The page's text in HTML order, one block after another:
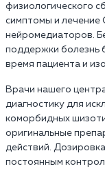
физиологического
симптомы и лечение
нейромедиаторов.
поддержки болезнь
время пациента и
Врачи нашего
диагностику для
коморбидных
оригинальные
действий.
постоянным